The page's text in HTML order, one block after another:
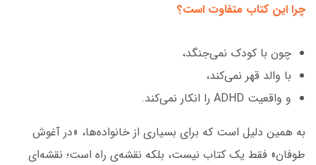
چرا این کتاب متفاوت است؟
چون با کودک نمی‌جنگد،
با والد قهر نمی‌کند،
و واقعیت ADHD را انکار نمی‌کند.
به همین دلیل است که برای بسیاری از خانواده‌ها، «در آغوش
طوفان» فقط یک کتاب نیست، بلکه نقشه‌ی راه است؛ نقشه‌ای